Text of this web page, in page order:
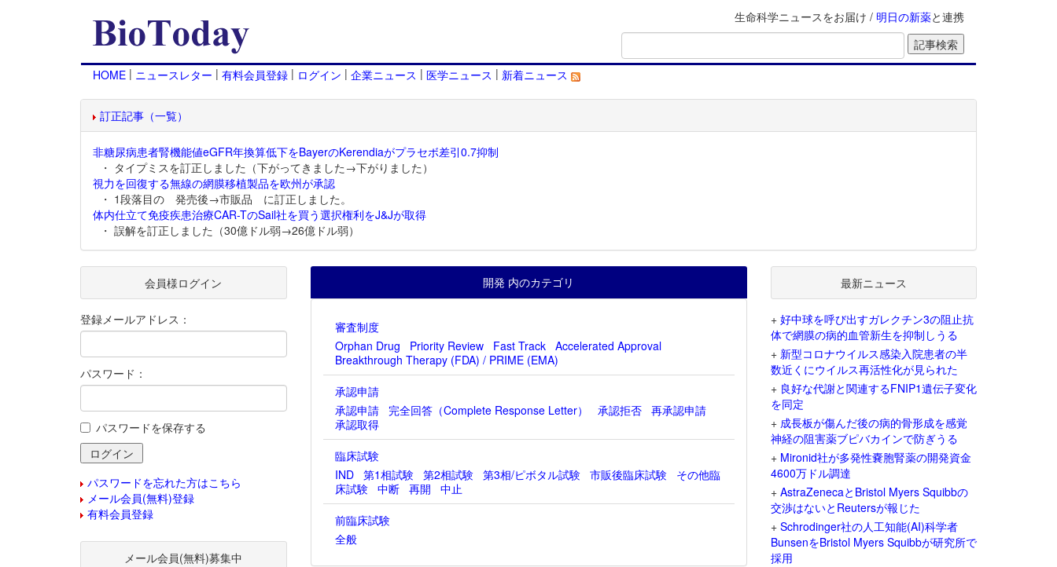
生命科学ニュースをお届け / 明日の新薬と連携
HOME | ニュースレター | 有料会員登録 | ログイン | 企業ニュース | 医学ニュース | 新着ニュース
訂正記事（一覧）
非糖尿病患者腎機能値eGFR年換算低下をBayerのKerendiaがプラセボ差引0.7抑制
・ タイプミスを訂正しました（下がってきました→下がりました）
視力を回復する無線の網膜移植製品を欧州が承認
・ 1段落目の 発売後→市販品 に訂正しました。
体内仕立て免疫疾患治療CAR-TのSail社を買う選択権利をJ&Jが取得
・ 誤解を訂正しました（30億ドル弱→26億ドル弱）
開発 内のカテゴリ
審査制度
Orphan Drug
Priority Review Fast Track
Accelerated Approval
Breakthrough Therapy (FDA) / PRIME (EMA)
承認申請
承認申請
完全回答（Complete Response Letter） 承認拒否
再承認申請
承認取得
臨床試験
IND
第1相試験 第2相試験 第3相/ピボタル試験 市販後臨床試験
その他臨
床試験
中断 再開
中止
前臨床試験
全般
会員様ログイン
登録メールアドレス：
パスワード：
パスワードを保存する
パスワードを忘れた方はこちら
メール会員(無料)登録
有料会員登録
メール会員(無料)募集中
最新ニュース
+ 好中球を呼び出すガレクチン3の阻止抗
体で網膜の病的血管新生を抑制しうる
+ 新型コロナウイルス感染入院患者の半
数近くにウイルス再活性化が見られた
+ 良好な代謝と関連するFNIP1遺伝子変化
を同定
+ 成長板が傷んだ後の病的骨形成を感覚
神経の阻害薬ブピバカインで防ぎうる
+ Mironid社が多発性嚢胞腎薬の開発資金
4600万ドル調達
+ AstraZenecaとBristol Myers Squibbの
交渉はないとReutersが報じた
+ Schrodinger社の人工知能(AI)科学者
BunsenをBristol Myers Squibbが研究所で
採用